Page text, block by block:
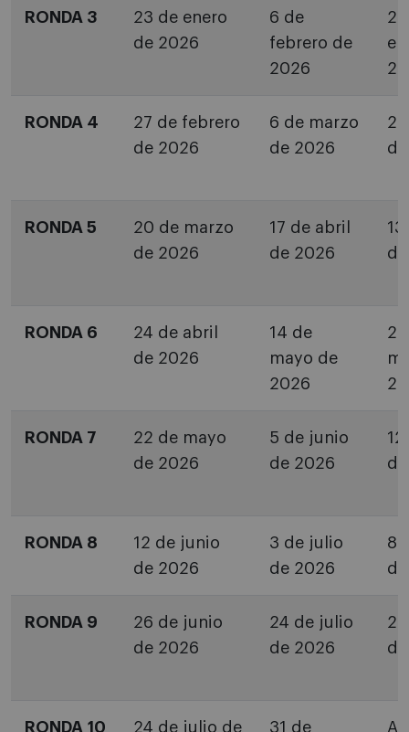
RONDA 3
23 de enero
de 2026
6 de
febrero de
2026
RONDA 4
27 de febrero
de 2026
6 de marzo
de 2026
2
RONDA 5
20 de marzo
de 2026
17 de abril
de 2026
RONDA 6
24 de abril
de 2026
14 de
mayo de
2026
RONDA 7
22 de mayo
de 2026
5 de junio
de 2026
RONDA 8
12 de junio
de 2026
3 de julio
de 2026
8
RONDA 9
26 de junio
de 2026
24 de julio
de 2026
RONDA 10
24 de julio de
31 de